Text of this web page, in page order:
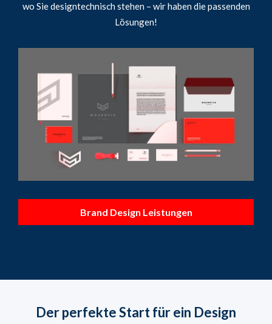
wo Sie designtechnisch stehen – wir haben die passenden
Lösungen!
Brand Design Leistungen
Der perfekte Start für ein Design